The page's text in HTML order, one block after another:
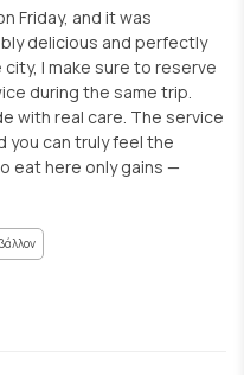
Friday, and it was
delicious and perfectly
I make sure to reserve
during the same trip.
with real care. The service
you can truly feel the
eat here only gains —